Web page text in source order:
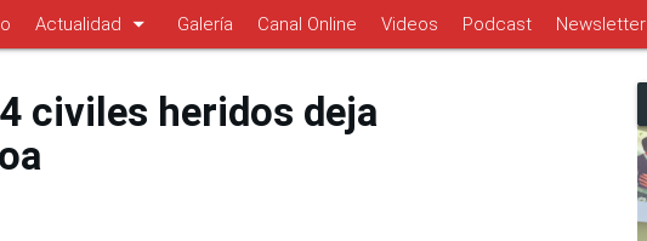
Actualidad arrow_drop_down Galería Canal Online Videos Podcast Newsletter
civiles heridos deja